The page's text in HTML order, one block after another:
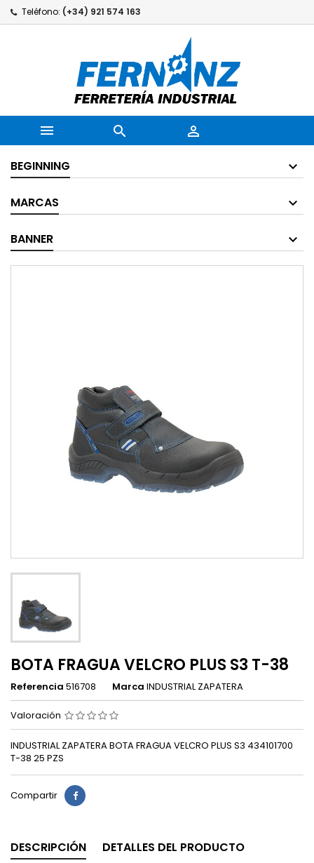
Teléfono: (+34) 921 574 163
  
BEGINNING
MARCAS
BANNER
BOTA FRAGUA VELCRO PLUS S3 T-38
Referencia 516708 Marca INDUSTRIAL ZAPATERA
Valoración
INDUSTRIAL ZAPATERA BOTA FRAGUA VELCRO PLUS S3 434101700
T-38 25 PZS
Compartir
DESCRIPCIÓN
DETALLES DEL PRODUCTO